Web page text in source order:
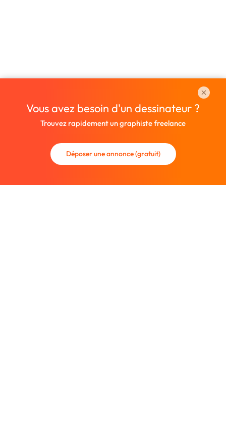
Vous avez besoin d'un dessinateur ?
Trouvez rapidement un graphiste freelance
Déposer une annonce (gratuit)